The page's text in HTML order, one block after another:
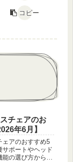
コピー
チェアのお
年6月】
ェアのおすすめ5
サポートやヘッド
能の選び方から、